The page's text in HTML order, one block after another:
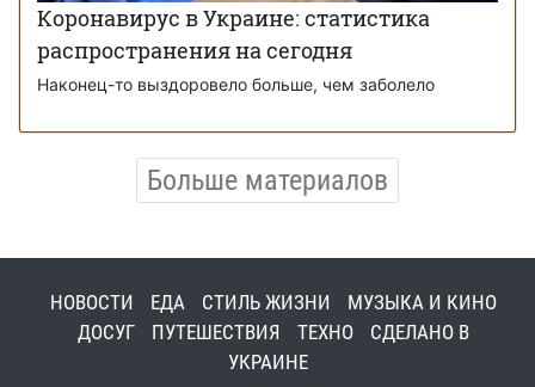
Коронавирус в Украине: статистика
распространения на сегодня
Наконец-то выздоровело больше, чем заболело
Больше материалов
НОВОСТИ ЕДА СТИЛЬ ЖИЗНИ
МУЗЫКА И КИНО
ДОСУГ
ПУТЕШЕСТВИЯ ТЕХНО
СДЕЛАНО В
УКРАИНЕ